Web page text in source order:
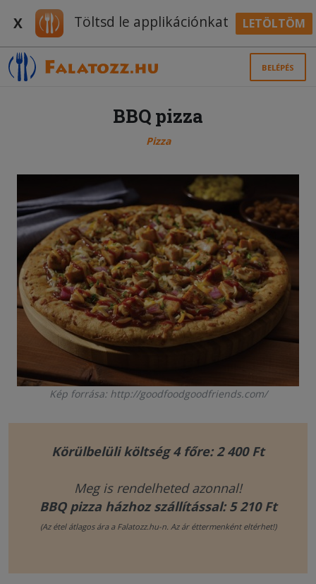
X Töltsd le applikációnkat LETÖLTÖM
BELÉPÉS
BBQ pizza
Pizza
Kép forrása: http://goodfoodgoodfriends.com/
Körülbelüli költség 4 főre: 2 400 Ft
Meg is rendelheted azonnal!
BBQ pizza házhoz szállítással: 5 210 Ft
(Az étel átlagos ára a Falatozz.hu-n. Az ár éttermenként eltérhet!)